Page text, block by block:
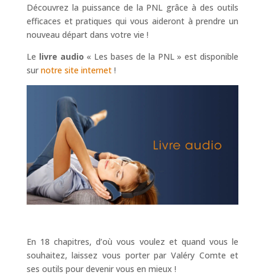
Découvrez la puissance de la PNL grâce à des outils
efficaces et pratiques qui vous aideront à prendre un
nouveau départ dans votre vie !
Le livre audio « Les bases de la PNL » est disponible
sur notre site internet!
En 18 chapitres, d’où vous voulez et quand vous le
souhaitez, laissez vous porter par Valéry Comte et
ses outils pour devenir vous en mieux !